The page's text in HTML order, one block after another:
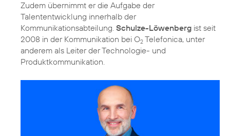
Zudem übernimmt er die Aufgabe der
Talententwicklung innerhalb der
Kommunikationsabteilung. Schulze-Löwenberg ist seit
2008 in der Kommunikation bei O2 Telefonica, unter
anderem als Leiter der Technologie- und
Produktkommunikation.